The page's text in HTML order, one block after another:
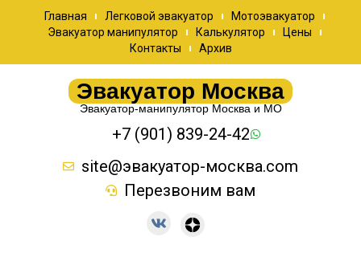
Главная Легковой эвакуатор
Мотоэвакуатор
Эвакуатор манипулятор
Калькулятор
Цены
Контакты
Архив
Эвакуатор Москва
Эвакуатор-манипулятор Москва и МО
+7 (901) 839-24-42
site@эвакуатор-москва.com
Перезвоним вам